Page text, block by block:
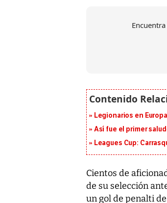
Legionarios en
Así fue el primer
Leagues Cup:
Cientos de
de su selección
un gol de penalti